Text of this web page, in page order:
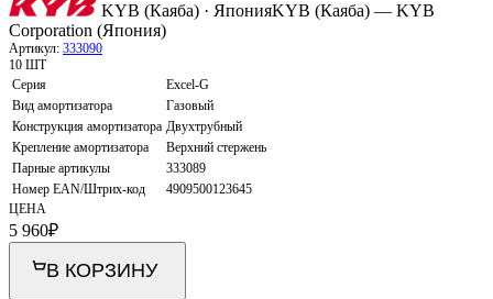
KYB (Каяба) · ЯпонияKYB (Каяба) — KYB
Corporation (Япония)
Артикул: 333090
10 ШТ
Серия
Excel-G
Вид амортизатора
Газовый
Конструкция амортизатора Двухтрубный
Крепление амортизатора
Верхний стержень
Парные артикулы
333089
Номер EAN/Штрих-код
4909500123645
ЦЕНА
5 960₽
В КОРЗИНУ